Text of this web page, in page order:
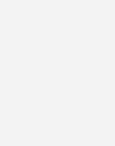
und bringt Projekte
Firmenverzeichnis
UKA nach eigenen
Teams setzen auf
faire
Augenhöhe.
der UKA-Gruppe
bringen.